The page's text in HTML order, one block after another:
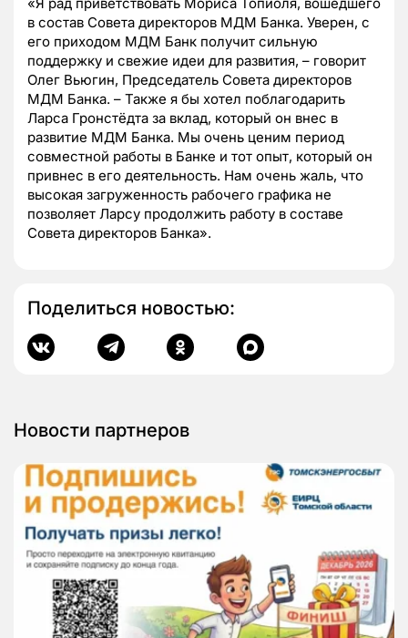
«Я рад приветствовать Мориса Топиоля, вошедшего
в состав Совета директоров МДМ Банка. Уверен, с
его приходом МДМ Банк получит сильную
поддержку и свежие идеи для развития, – говорит
Олег Вьюгин, Председатель Совета директоров
МДМ Банка. – Также я бы хотел поблагодарить
Ларса Гронстёдта за вклад, который он внес в
развитие МДМ Банка. Мы очень ценим период
совместной работы в Банке и тот опыт, который он
привнес в его деятельность. Нам очень жаль, что
высокая загруженность рабочего графика не
позволяет Ларсу продолжить работу в составе
Совета директоров Банка».
Поделиться новостью:
Новости партнеров